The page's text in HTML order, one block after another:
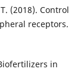
(2018). Control
receptors.
in